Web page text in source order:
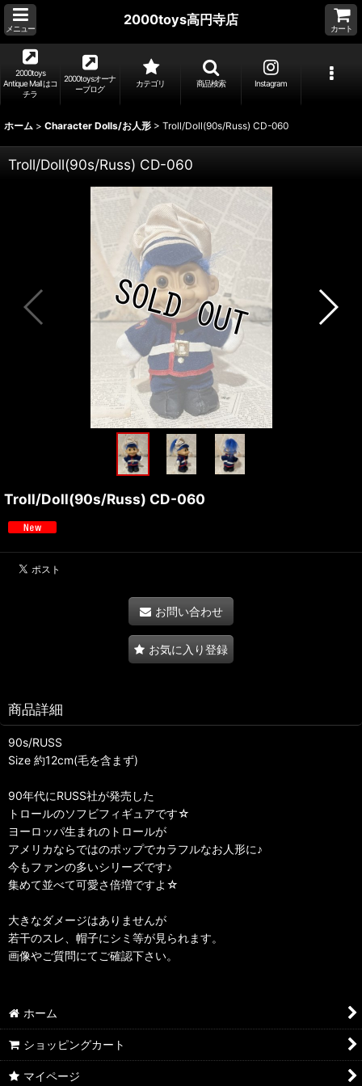
メニュー
2000toys高円寺店
カート
2000toys
Antique Mall はコ
チラ
2000toysオーナ
ーブログ
カテゴリ 商品検索 Instagram
ホーム > Character Dolls/お人形 > Troll/Doll(90s/Russ) CD-060
Troll/Doll(90s/Russ) CD-060
Troll/Doll(90s/Russ) CD-060
お問い合わせ
お気に入り登録
商品詳細
90s/RUSS
Size 約12cm(毛を含まず)
90年代にRUSS社が発売した
トロールのソフビフィギュアです☆
ヨーロッパ生まれのトロールが
アメリカならではのポップでカラフルなお人形に♪
今もファンの多いシリーズです♪
集めて並べて可愛さ倍増ですよ☆
大きなダメージはありませんが
若干のスレ、帽子にシミ等が見られます。
画像やご質問にてご確認下さい。
ホーム
ショッピングカート
マイページ